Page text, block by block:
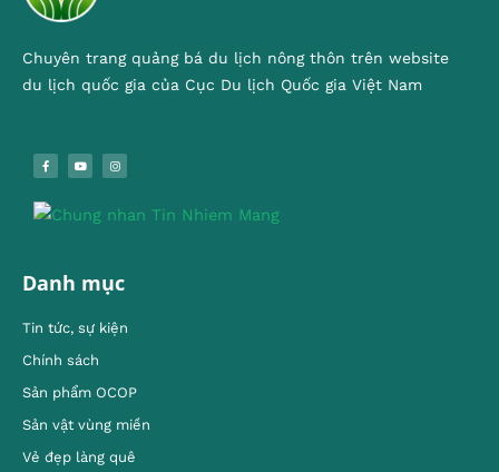
Chuyên trang quảng bá du lịch nông thôn trên website
du lịch quốc gia của Cục Du lịch Quốc gia Việt Nam
Danh mục
Tin tức, sự kiện
Chính sách
Sản phẩm OCOP
Sản vật vùng miền
Vẻ đẹp làng quê